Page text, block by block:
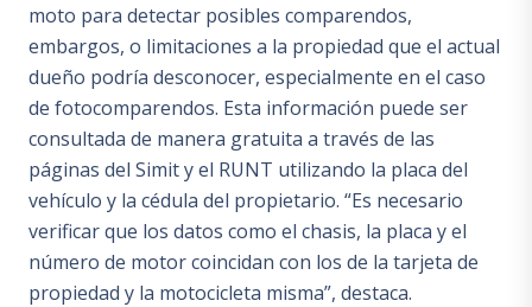
moto para detectar posibles comparendos,
embargos, o limitaciones a la propiedad que el actual
dueño podría desconocer, especialmente en el caso
de fotocomparendos. Esta información puede ser
consultada de manera gratuita a través de las
páginas del Simit y el RUNT utilizando la placa del
vehículo y la cédula del propietario. “Es necesario
verificar que los datos como el chasis, la placa y el
número de motor coincidan con los de la tarjeta de
propiedad y la motocicleta misma”, destaca.